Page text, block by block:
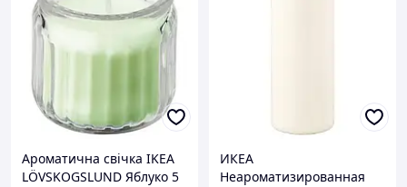
Ароматична свічка IKEA
LÖVSKOGSLUND Яблуко 5
ИКЕА
Неароматизированная